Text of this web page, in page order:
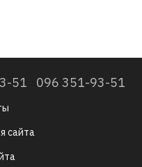
51 096 351-93-51
сайта